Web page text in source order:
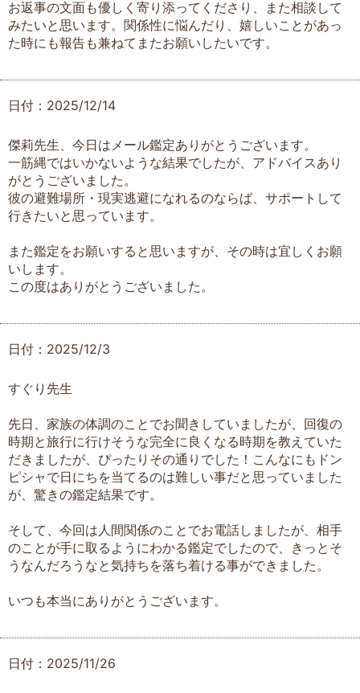
お返事の文面も優しく寄り添ってくださり、また相談して
みたいと思います。関係性に悩んだり、嬉しいことがあっ
た時にも報告も兼ねてまたお願いしたいです。
日付：2025/12/14
傑莉先生、今日はメール鑑定ありがとうございます。
一筋縄ではいかないような結果でしたが、アドバイスあり
がとうございました。
彼の避難場所・現実逃避になれるのならば、サポートして
行きたいと思っています。
また鑑定をお願いすると思いますが、その時は宜しくお願
いします。
この度はありがとうございました。
日付：2025/12/3
すぐり先生
先日、家族の体調のことでお聞きしていましたが、回復の
時期と旅行に行けそうな完全に良くなる時期を教えていた
だきましたが、ぴったりその通りでした！こんなにもドン
ピシャで日にちを当てるのは難しい事だと思っていました
が、驚きの鑑定結果です。
そして、今回は人間関係のことでお電話しましたが、相手
のことが手に取るようにわかる鑑定でしたので、きっとそ
うなんだろうなと気持ちを落ち着ける事ができました。
いつも本当にありがとうございます。
日付：2025/11/26